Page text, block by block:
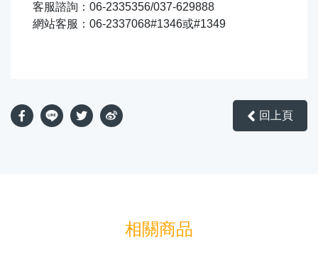
客服諮詢：06-2335356/037-629888
網站客服：06-2337068#1346或#1349
回上頁
相關商品